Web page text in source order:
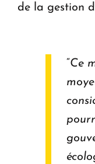
de la gestion
“Ce